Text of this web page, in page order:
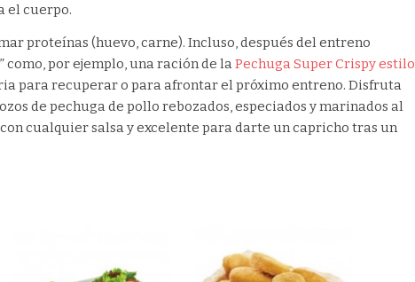
el cuerpo.
proteínas (huevo, carne). Incluso, después del entreno
por ejemplo, una ración de la Pechuga Super Crispy estilo
para recuperar o para afrontar el próximo entreno. Disfruta
de pechuga de pollo rebozados, especiados y marinados al
cualquier salsa y excelente para darte un capricho tras un